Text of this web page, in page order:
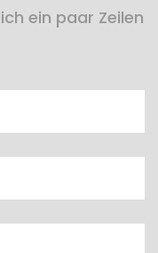
ein paar Zeilen